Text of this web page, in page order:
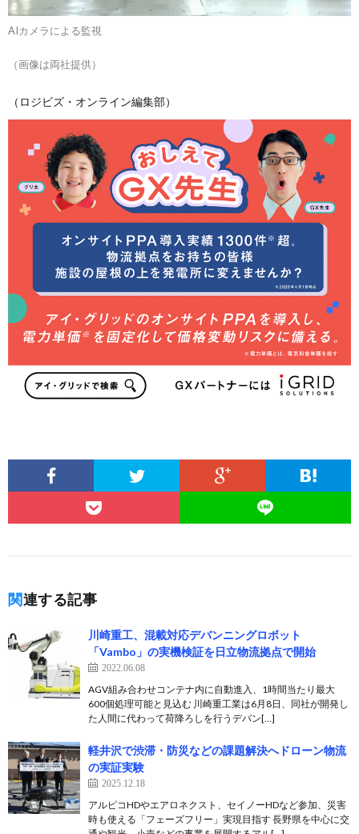
AIカメラによる監視
（画像は両社提供）
（ロジビズ・オンライン編集部）
関連する記事
川崎重工、混載対応デバンニングロボット
「Vambo」の実機検証を日立物流拠点で開始
2022.06.08
AGV組み合わせコンテナ内に自動進入、1時間当たり最大
600個処理可能と見込む 川崎重工業は6月8日、同社が開発し
た人間に代わって荷降ろしを行うデバン[…]
軽井沢で渋滞・防災などの課題解決へドローン物流
の実証実験
2025.12.18
アルピコHDやエアロネクスト、セイノーHDなど参加、災害
時も使える「フェーズフリー」実現目指す 長野県を中心に交